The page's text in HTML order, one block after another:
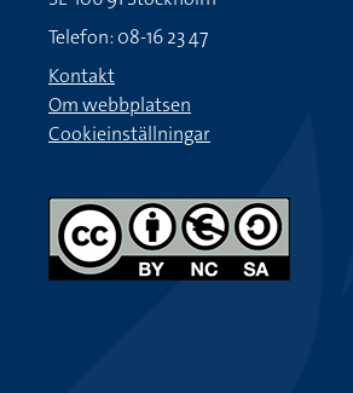
Telefon: 08-16 23 47
Kontakt
Om webbplatsen
Cookieinställningar